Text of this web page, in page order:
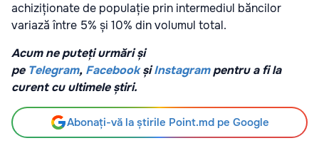
achiziționate de populație prin intermediul băncilor
variază între 5% și 10% din volumul total.
Acum ne puteți urmări și
pe Telegram, FacebookșiInstagrampentru a fi la
curent cu ultimele știri.
Abonați-vă la știrile Point.md pe Google